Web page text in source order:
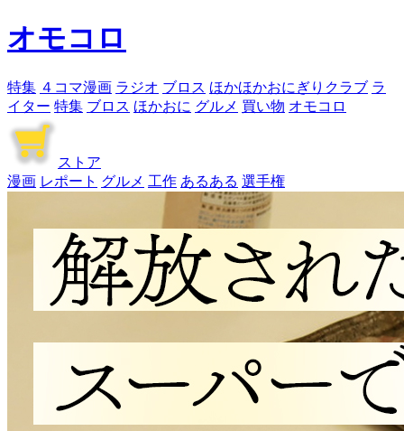
オモコロ
特集 ４コマ漫画 ラジオ ブロス ほかほかおにぎりクラブ ラ
イター 特集 ブロス ほかおに グルメ 買い物 オモコロ
ストア
漫画 レポート グルメ 工作 あるある 選手権